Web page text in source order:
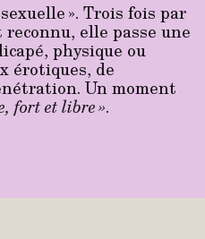
». Trois fois par
elle passe une
physique ou
érotiques, de
Un moment
fort et libre ».